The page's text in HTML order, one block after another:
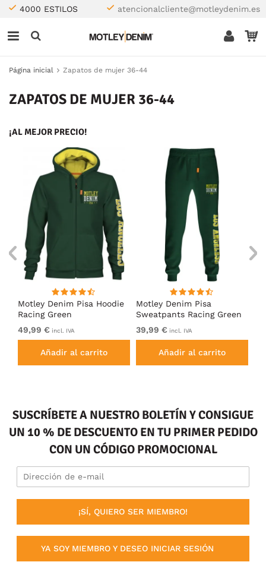
4000 ESTILOS atencionalcliente@motleydenim.es
Página inicial Zapatos de mujer 36-44
ZAPATOS DE MUJER 36-44
¡AL MEJOR PRECIO!
Motley Denim Pisa Hoodie
Racing Green
49,99 € incl. IVA
Añadir al carrito
Motley Denim Pisa
Sweatpants Racing Green
39,99 € incl. IVA
Añadir al carrito
SUSCRÍBETE A NUESTRO BOLETÍN Y CONSIGUE
UN 10 % DE DESCUENTO EN TU PRIMER PEDIDO
CON UN CÓDIGO PROMOCIONAL
¡SÍ, QUIERO SER MIEMBRO!
YA SOY MIEMBRO Y DESEO INICIAR SESIÓN